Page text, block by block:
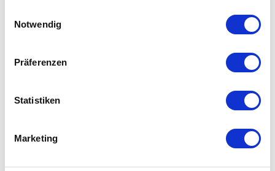
Datenschutzerklärung
Notwendig
Präferenzen
Statistiken
Marketing
Fertig für den Zusammenbau
Korpus + Beine: lackiertem Teakholz